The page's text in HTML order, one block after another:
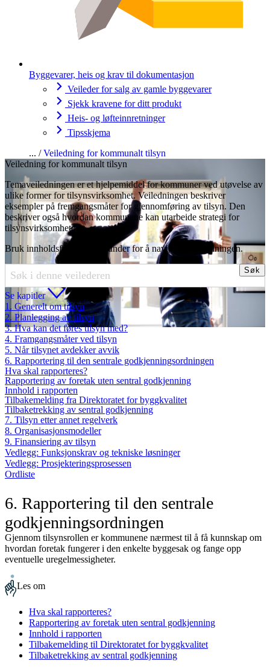
Byggevarer, heis og krav til dokumentasjon
Veileder for salg av gamle byggevarer
Sjekk kravene for ditt produkt
Heis- og løfteinnretninger
Tipsskjema
Veiledning for kommunalt tilsyn
Veiledning for kommunalt tilsyn
Temaveiledningen er et hjelpemiddel for kommuner ved utøvelse av
ulike former for tilsynsvirksomhet. Veiledningen beskriver
eksempler på fremgangsmåter for gjennomføring av tilsyn. Den
beskriver også hvordan kommunene kan utarbeide strategi for
tilsynsvirksomheten.
Bruk innholdsfortegnelsen under for å navigere i veiledningen.
Søk
Se kapitler
1. Generelt om tilsyn
2. Planlegging av tilsyn
3. Hva kan det føres tilsyn med?
4. Framgangsmåter ved tilsyn
5. Når tilsynet avdekker avvik
6. Rapportering til den sentrale godkjenningsordningen
Hva skal rapporteres?
Rapportering av foretak uten sentral godkjenning
Innhold i rapporten
Tilbakemelding fra Direktoratet for byggkvalitet
Tilbaketrekking av sentral godkjenning
7. Tilsyn etter annet regelverk
8. Organisasjonsmodeller
9. Finansiering av tilsyn
Vedlegg: Funksjonskrav og tekniske løsninger
Vedlegg: Prosjekteringsprosessen
Ordliste
6. Rapportering til den sentrale
godkjenningsordningen
Gjennom tilsynsrollen er kommunene nærmest til å få kunnskap om
hvordan foretak fungerer i den enkelte byggesak og fange opp
eventuelle uregelmessigheter.
Les om
Hva skal rapporteres?
Rapportering av foretak uten sentral godkjenning
Innhold i rapporten
Tilbakemelding til Direktoratet for byggkvalitet
Tilbaketrekking av sentral godkjenning